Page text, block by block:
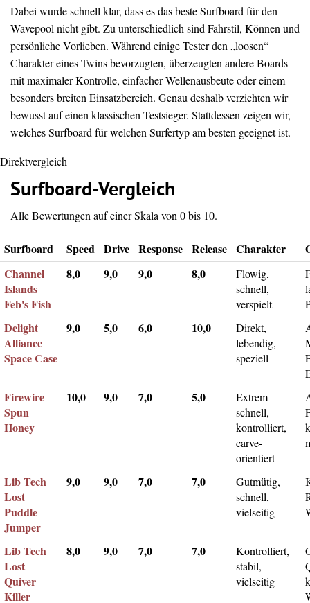
Dabei wurde schnell klar, dass es das beste Surfboard für den
Wavepool nicht gibt. Zu unterschiedlich sind Fahrstil, Können und
persönliche Vorlieben. Während einige Tester den „loosen“
Charakter eines Twins bevorzugten, überzeugten andere Boards
mit maximaler Kontrolle, einfacher Wellenausbeute oder einem
besonders breiten Einsatzbereich. Genau deshalb verzichten wir
bewusst auf einen klassischen Testsieger. Stattdessen zeigen wir,
welches Surfboard für welchen Surfertyp am besten geeignet ist.
Direktvergleich
Surfboard-Vergleich
Alle Bewertungen auf einer Skala von 0 bis 10.
Surfboard Speed Drive Response Release Charakter
Channel
Islands
Feb's Fish
8,0 9,0 9,0 8,0
Flowig,
schnell,
verspielt
Delight
Alliance
Space Case
9,0 5,0 6,0 10,0
Direkt,
lebendig,
speziell
Firewire
Spun
Honey
10,0 9,0 7,0 5,0
Extrem
schnell,
kontrolliert,
carve-
orientiert
Lib Tech
Lost
Puddle
Jumper
9,0 9,0 7,0 7,0
Gutmütig,
schnell,
vielseitig
Lib Tech
Lost
Quiver
Killer
8,0 9,0 7,0 7,0
Kontrolliert,
stabil,
vielseitig